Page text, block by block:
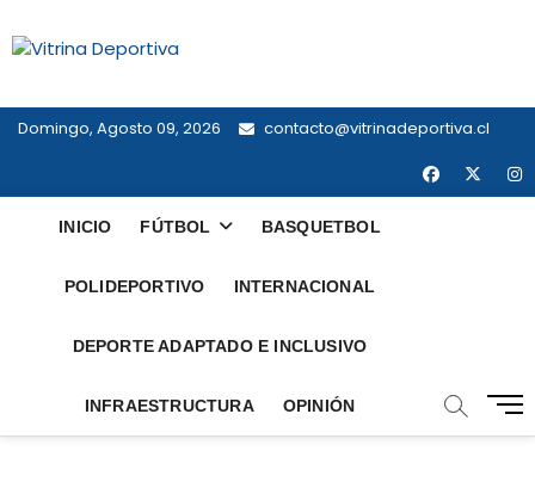
al
Deportiva
Domingo, Agosto 09, 2026 contacto@vitrinadeportiva.cl
INICIO FÚTBOL BASQUETBOL
POLIDEPORTIVO INTERNACIONAL
DEPORTE ADAPTADO E INCLUSIVO
INFRAESTRUCTURA OPINIÓN
B